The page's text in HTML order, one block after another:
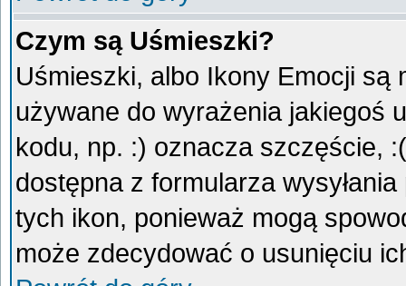
Czym są Uśmieszki?
Uśmieszki, albo Ikony Emocji są
używane do wyrażenia jakiegoś
kodu, np. :) oznacza szczęście,
dostępna z formularza
tych ikon, ponieważ mogą
może zdecydować o usunięciu